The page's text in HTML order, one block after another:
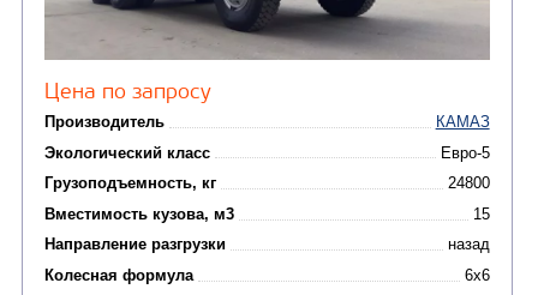
Цена по запросу
Экологический класс
Грузоподъемность, кг
Вместимость кузова, м3